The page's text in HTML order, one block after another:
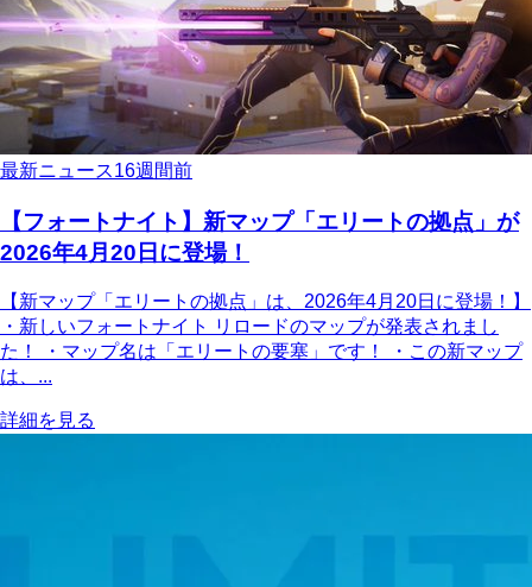
最新ニュース16週間前
【フォートナイト】新マップ「エリートの拠点」が
2026年4月20日に登場！
【新マップ「エリートの拠点」は、2026年4月20日に登場！】
・新しいフォートナイト リロードのマップが発表されまし
た！ ・マップ名は「エリートの要塞」です！ ・この新マップ
は、...
詳細を見る